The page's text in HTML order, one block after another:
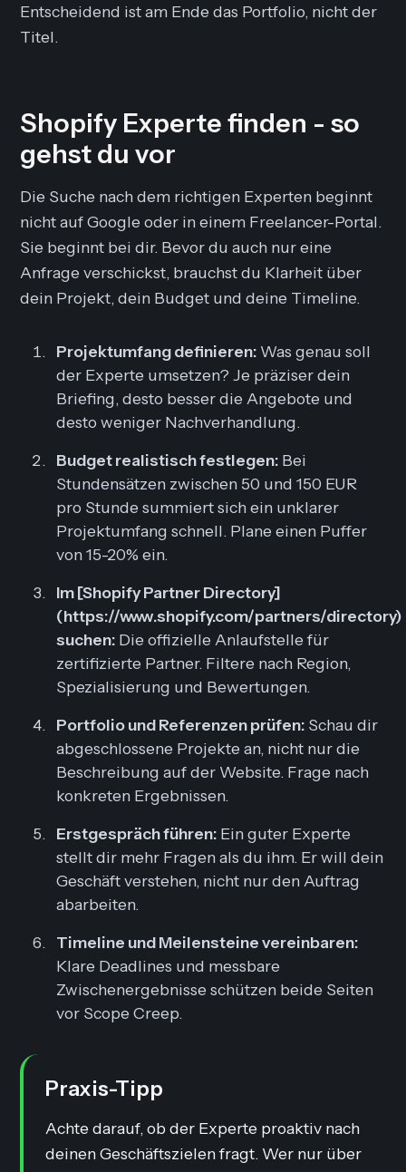
Entscheidend ist am Ende das Portfolio, nicht der
Titel.
Shopify Experte finden - so
gehst du vor
Die Suche nach dem richtigen Experten beginnt
nicht auf Google oder in einem Freelancer-Portal.
Sie beginnt bei dir. Bevor du auch nur eine
Anfrage verschickst, brauchst du Klarheit über
dein Projekt, dein Budget und deine Timeline.
Projektumfang definieren: Was genau soll
der Experte umsetzen? Je präziser dein
Briefing, desto besser die Angebote und
desto weniger Nachverhandlung.
Budget realistisch festlegen: Bei
Stundensätzen zwischen 50 und 150 EUR
pro Stunde summiert sich ein unklarer
Projektumfang schnell. Plane einen Puffer
von 15-20% ein.
Im [Shopify Partner Directory]
(https://www.shopify.com/partners/directory)
suchen: Die offizielle Anlaufstelle für
zertifizierte Partner. Filtere nach Region,
Spezialisierung und Bewertungen.
Portfolio und Referenzen prüfen: Schau dir
abgeschlossene Projekte an, nicht nur die
Beschreibung auf der Website. Frage nach
konkreten Ergebnissen.
Erstgespräch führen: Ein guter Experte
stellt dir mehr Fragen als du ihm. Er will dein
Geschäft verstehen, nicht nur den Auftrag
abarbeiten.
Timeline und Meilensteine vereinbaren:
Klare Deadlines und messbare
Zwischenergebnisse schützen beide Seiten
vor Scope Creep.
Praxis-Tipp
Achte darauf, ob der Experte proaktiv nach
deinen Geschäftszielen fragt. Wer nur über